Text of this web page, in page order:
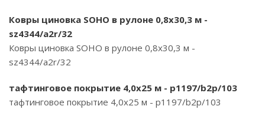
Ковры циновка SOHO в рулоне 0,8х30,3 м -
sz4344/a2r/32
Ковры циновка SOHO в рулоне 0,8х30,3 м -
sz4344/a2r/32
тафтинговое покрытие 4,0х25 м - p1197/b2p/103
тафтинговое покрытие 4,0х25 м - p1197/b2p/103